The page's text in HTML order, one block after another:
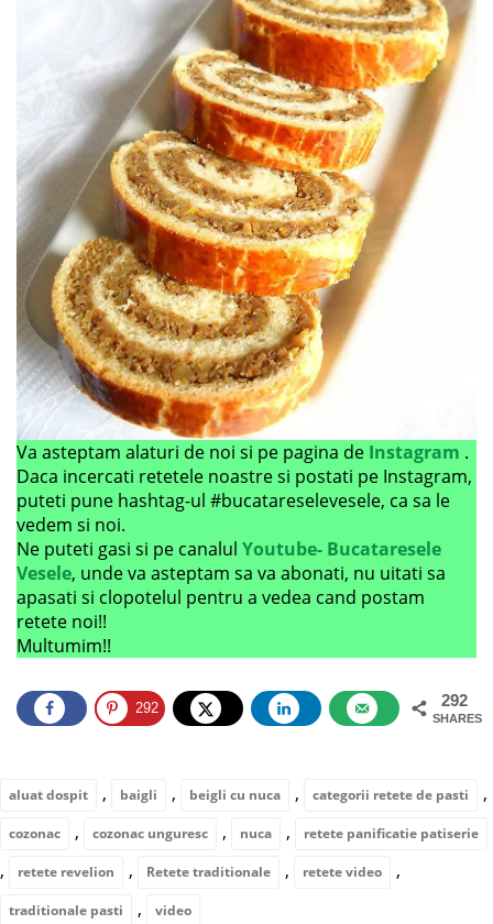
Va asteptam alaturi de noi si pe pagina de Instagram .
Daca incercati retetele noastre si postati pe Instagram,
puteti pune hashtag-ul #bucatareselevesele, ca sa le
vedem si noi.
Ne puteti gasi si pe canalul Youtube- Bucataresele
Vesele, unde va asteptam sa va abonati, nu uitati sa
apasati si clopotelul pentru a vedea cand postam
retete noi!!
Multumim!!
292
SHARES
292
aluat dospit , baigli , beigli cu nuca , categorii retete de pasti ,
cozonac , cozonac unguresc , nuca , retete panificatie patiserie
, retete revelion , Retete traditionale , retete video ,
traditionale pasti , video